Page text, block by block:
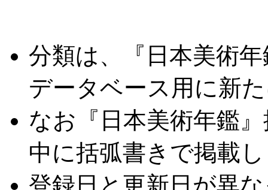
分類は、『日本美術
データベース用に新
なお『日本美術年鑑
中に括弧書きで掲載
登録日と更新日が異